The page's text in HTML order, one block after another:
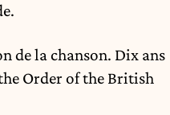
de la chanson. Dix ans
Order of the British